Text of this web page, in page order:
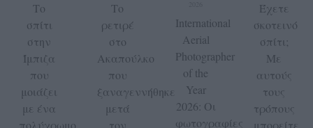
Tο
σπίτι
στην
Ίμπιζα
που
μοιάζει
με ένα
Το
ρετιρέ
στο
Ακαπούλκο
που
ξαναγεννήθηκε
μετά
International
Aerial
Photographer
of the
Year
2026: Οι
φωτογραφίες
Έχετε
σκοτεινό
σπίτι;
Με
αυτούς
τους
τρόπους